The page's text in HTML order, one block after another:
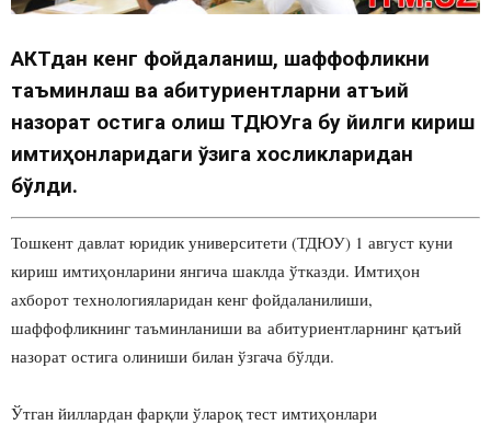
АКТдан кенг фойдаланиш, шаффофликни
таъминлаш ва абитуриентларни қатъий
назорат остига олиш ТДЮУга бу йилги кириш
имтиҳонларидаги ўзига хосликларидан
бўлди.
Тошкент давлат юридик университети (ТДЮУ) 1 август куни
кириш имтиҳонларини янгича шаклда ўтказди. Имтиҳон
ахборот технологияларидан кенг фойдаланилиши,
шаффофликнинг таъминланиши ва абитуриентларнинг қатъий
назорат остига олиниши билан ўзгача бўлди.
Ўтган йиллардан фарқли ўлароқ тест имтиҳонлари